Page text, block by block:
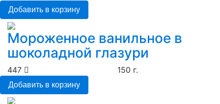
Добавить в корзину
Мороженное ванильное в
шоколадной глазури
447 150 г.
Добавить в корзину